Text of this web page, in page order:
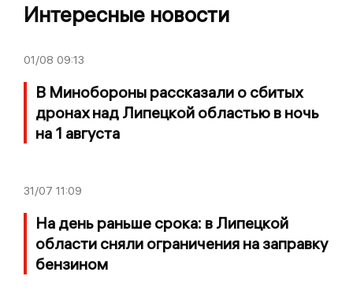
Интересные новости
01/08 09:13
В Минобороны рассказали о сбитых
дронах над Липецкой областью в ночь
на 1 августа
31/07 11:09
На день раньше срока: в Липецкой
области сняли ограничения на заправку
бензином